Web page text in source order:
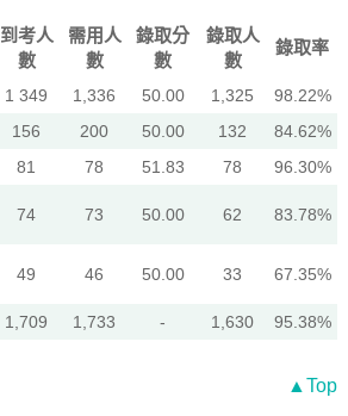
到考人
數
需用人
數
錄取分
數
錄取人
數
錄取率
1 349 1,336 50.00 1,325
98.22%
156 200 50.00 132
84.62%
81 78 51.83 78
96.30%
74 73 50.00 62 83.78%
49 46 50.00 33 67.35%
1,709 1,733 - 1,630 95.38%
▲Top